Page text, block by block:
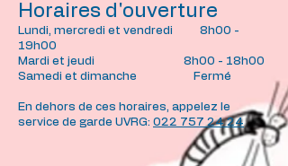
Horaires d'ouverture
Lundi, mercredi et vendredi 8h00 -
19h00
Mardi et jeudi 8h00 - 18h00
Samedi et dimanche Fermé
En dehors de ces horaires, appelez le
service de garde UVRG: 022 757 24 24